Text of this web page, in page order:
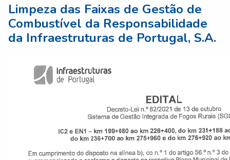
Limpeza das Faixas de Gestão de
Combustível da Responsabilidade
da Infraestruturas de Portugal, S.A.